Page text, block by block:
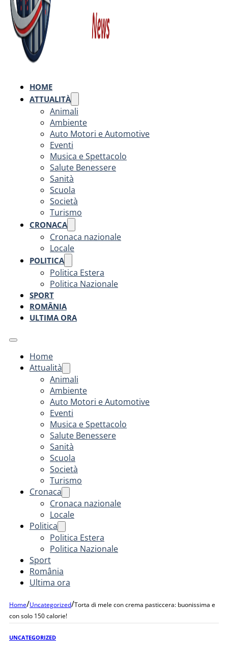
HOME
ATTUALITÀ
Animali
Ambiente
Auto Motori e Automotive
Eventi
Musica e Spettacolo
Salute Benessere
Sanità
Scuola
Società
Turismo
CRONACA
Cronaca nazionale
Locale
POLITICA
Politica Estera
Politica Nazionale
SPORT
ROMÂNIA
ULTIMA ORA
Home
Attualità
Animali
Ambiente
Auto Motori e Automotive
Eventi
Musica e Spettacolo
Salute Benessere
Sanità
Scuola
Società
Turismo
Cronaca
Cronaca nazionale
Locale
Politica
Politica Estera
Politica Nazionale
Sport
România
Ultima ora
Home/Uncategorized/Torta di mele con crema pasticcera: buonissima e
con solo 150 calorie!
UNCATEGORIZED